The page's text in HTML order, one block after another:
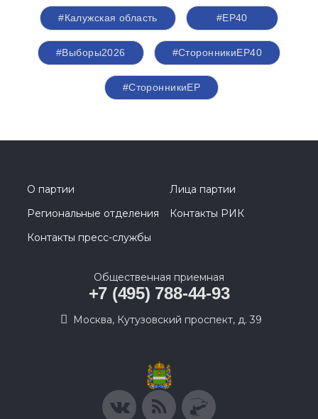
#Калужская область #ЕР40
#Выборы2026 #СторонникиЕР40
#СторонникиЕР
О партии
Лица партии
Региональные отделения
Контакты РИК
Контакты пресс-службы
Общественная приемная
+7 (495) 788-44-93
Москва, Кутузовский проспект, д. 39